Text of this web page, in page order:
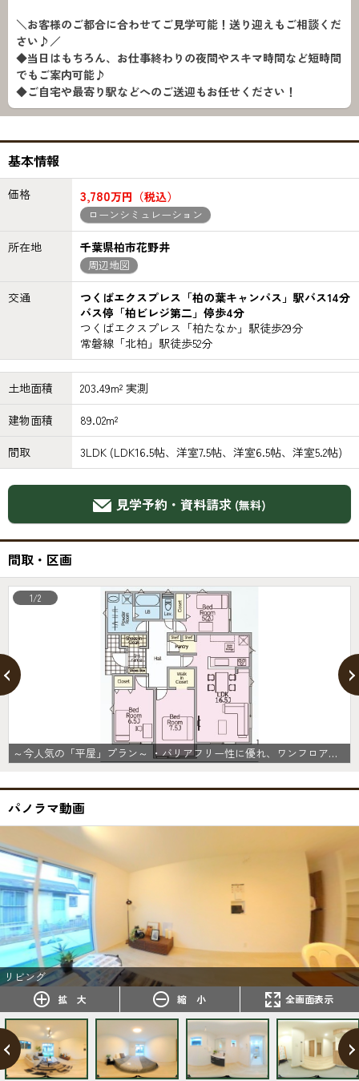
＼お客様のご都合に合わせてご見学可能！送り迎えもご相談くだ
さい♪／
◆当日はもちろん、お仕事終わりの夜間やスキマ時間など短時間
でもご案内可能♪
◆ご自宅や最寄り駅などへのご送迎もお任せください！
基本情報
価格 3,780万円（税込）
ローンシミュレーション
所在地 千葉県柏市花野井
周辺地図
交通
つくばエクスプレス「柏の葉キャンパス」駅バス14分
バス停「柏ビレジ第二」停歩4分
つくばエクスプレス「柏たなか」駅徒歩29分
常磐線「北柏」駅徒歩52分
土地面積
203.49m² 実測
建物面積
89.02m²
間取
3LDK (LDK16.5帖、洋室7.5帖、洋室6.5帖、洋室5.2帖)
見学予約・資料請求 (無料)
間取・区画
～今人気の「平屋」プラン～ ・バリアフリー性に優れ、ワンフロアで完結出来る事から人気が高まっている「平屋」プラン。 ・ぜひ一度ご見学いただき、その魅力をご体感くださいませ。
1/2
パノラマ動画
リビング
拡 大 縮 小 全画面表示